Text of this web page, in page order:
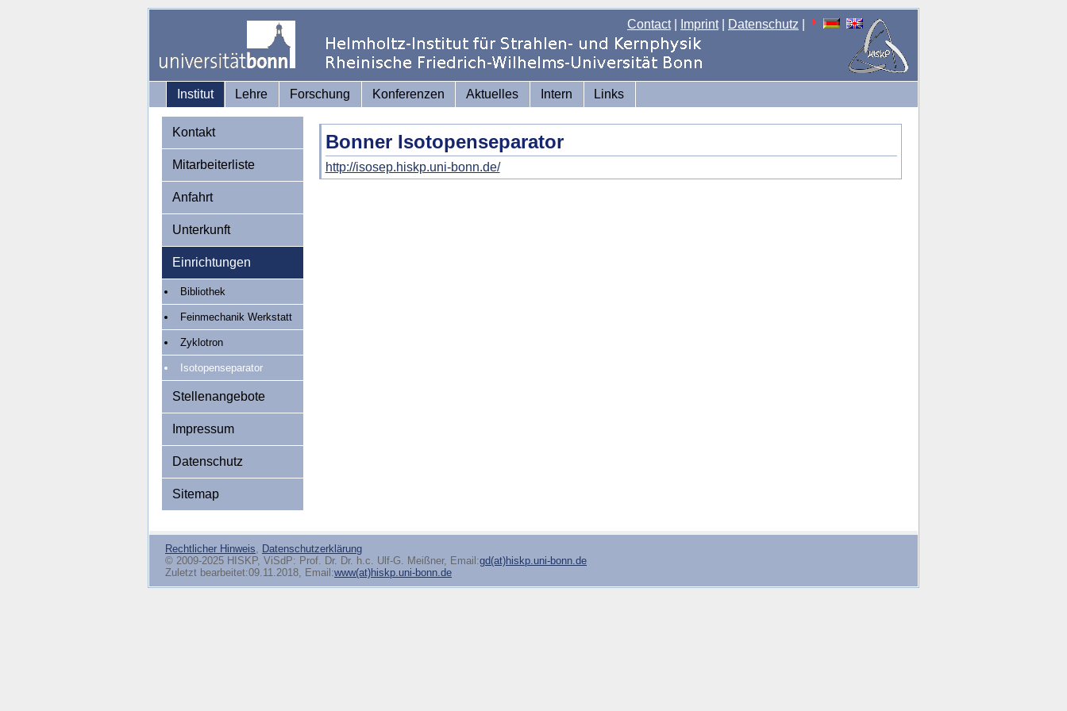
Contact| Imprint| Datenschutz
Institut Lehre Forschung Konferenzen Aktuelles Intern Links
Kontakt
Mitarbeiterliste
Anfahrt
Unterkunft
Einrichtungen
Bibliothek
Feinmechanik Werkstatt
Zyklotron
Isotopenseparator
Stellenangebote
Impressum
Datenschutz
Sitemap
Bonner Isotopenseparator
http://isosep.hiskp.uni-bonn.de/
Rechtlicher Hinweis, Datenschutzerklärung
© 2009-2025 HISKP, ViSdP: Prof. Dr. Dr. h.c. Ulf-G. Meißner, Email:gd(at)hiskp.uni-bonn.de
Zuletzt bearbeitet:09.11.2018, Email:www(at)hiskp.uni-bonn.de